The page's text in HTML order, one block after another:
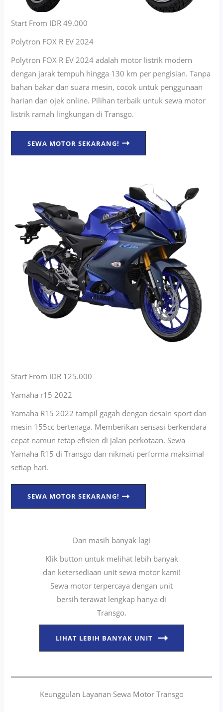
Start From IDR 49.000
Polytron FOX R EV 2024
Polytron FOX R EV 2024 adalah motor listrik modern
dengan jarak tempuh hingga 130 km per pengisian. Tanpa
bahan bakar dan suara mesin, cocok untuk penggunaan
harian dan ojek online. Pilihan terbaik untuk sewa motor
listrik ramah lingkungan di Transgo.
SEWA MOTOR SEKARANG!
Start From IDR 125.000
Yamaha r15 2022
Yamaha R15 2022 tampil gagah dengan desain sport dan
mesin 155cc bertenaga. Memberikan sensasi berkendara
cepat namun tetap efisien di jalan perkotaan. Sewa
Yamaha R15 di Transgo dan nikmati performa maksimal
setiap hari.
SEWA MOTOR SEKARANG!
Dan masih banyak lagi
Klik button untuk melihat lebih banyak
dan ketersediaan unit sewa motor kami!
Sewa motor terpercaya dengan unit
bersih terawat lengkap hanya di
Transgo.
LIHAT LEBIH BANYAK UNIT
Keunggulan Layanan Sewa Motor Transgo